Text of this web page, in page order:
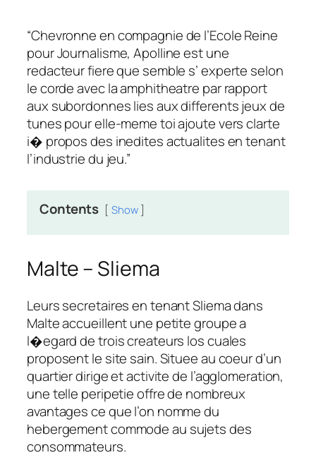
“Chevronne en compagnie de l’Ecole Reine
pour Journalisme, Apolline est une
redacteur fiere que semble s’ experte selon
le corde avec la amphitheatre par rapport
aux subordonnes lies aux differents jeux de
tunes pour elle-meme toi ajoute vers clarte
i� propos des inedites actualites en tenant
l’industrie du jeu.”
Contents Show
Malte – Sliema
Leurs secretaires en tenant Sliema dans
Malte accueillent une petite groupe a
l�egard de trois createurs los cuales
proposent le site sain. Situee au coeur d’un
quartier dirige et activite de l’agglomeration,
une telle peripetie offre de nombreux
avantages ce que l’on nomme du
hebergement commode au sujets des
consommateurs.